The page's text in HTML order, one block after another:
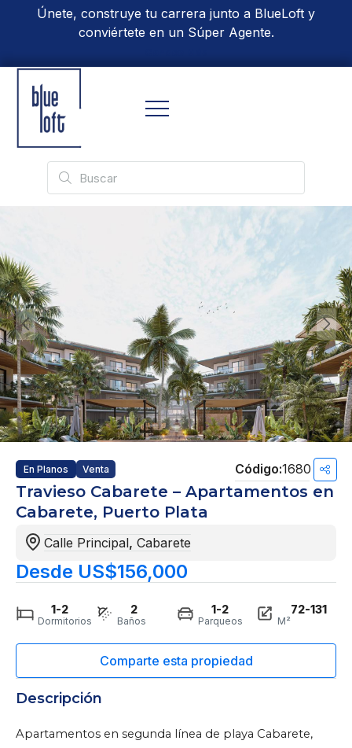
Únete, construye tu carrera junto a BlueLoft y
conviértete en un Súper Agente.
En Planos Venta 1680
Travieso Cabarete – Apartamentos en
Cabarete, Puerto Plata
Calle Principal, Cabarete
Desde US$156,000
1-2
Dormitorios
2
Baños
1-2
Parqueos
72-131
M²
Descripción
Apartamentos en segunda línea de playa Cabarete,